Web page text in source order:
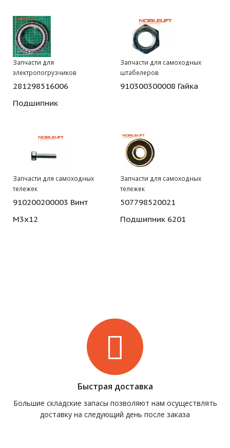
Запчасти для
электропогрузчиков
281298516006
Подшипник
Запчасти для самоходных
штабелеров
910300300008 Гайка
Запчасти для самоходных
тележек
910200200003 Винт
М3х12
Запчасти для самоходных
тележек
507798520021
Подшипник 6201
Быстрая доставка
Большие складские запасы позволяют нам осуществлять
доставку на следующий день после заказа